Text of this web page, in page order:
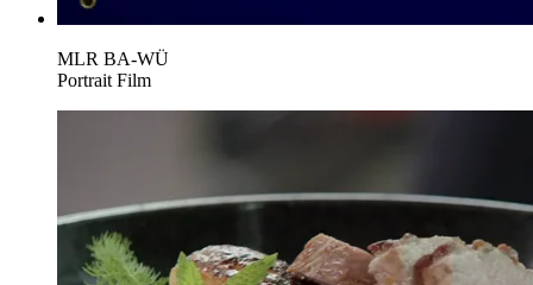
MLR BA-WÜ
Portrait Film